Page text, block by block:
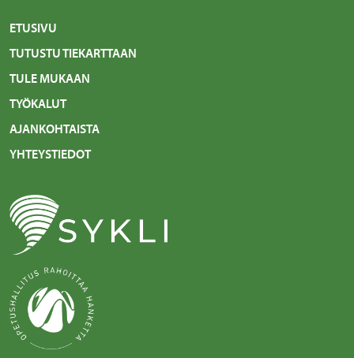
ETUSIVU
TUTUSTU TIEKARTTAAN
TULE MUKAAN
TYÖKALUT
AJANKOHTAISTA
YHTEYSTIEDOT